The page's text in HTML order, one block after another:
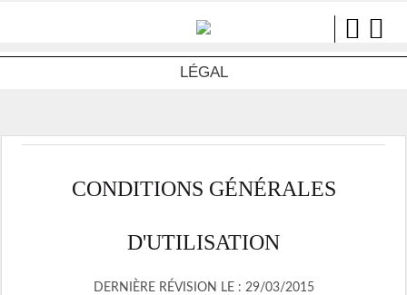
LÉGAL
CONDITIONS GÉNÉRALES
D'UTILISATION
DERNIÈRE RÉVISION LE : 29/03/2015